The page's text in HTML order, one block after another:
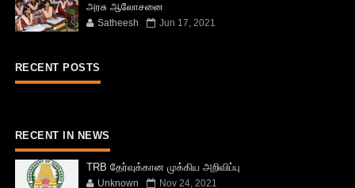
அரசு ஆலோசனை
Satheesh Jun 17, 2021
RECENT POSTS
RECENT IN NEWS
TRB தேர்வுக்கான முக்கிய அறிவிப்பு
Unknown Nov 24, 2021